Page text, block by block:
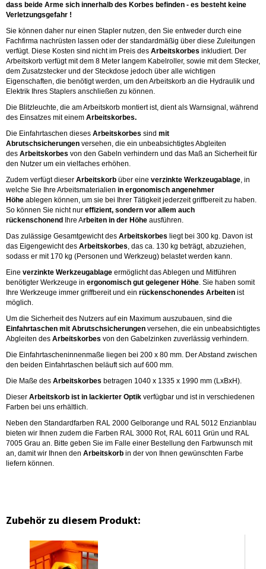
dass beide Arme sich innerhalb des Korbes befinden - es besteht keine
Verletzungsgefahr !
Sie können daher nur einen Stapler nutzen, den Sie entweder durch eine
Fachfirma nachrüsten lassen oder der standardmäßig über diese Zuleitungen
verfügt. Diese Kosten sind nicht im Preis des Arbeitskorbes inkludiert. Der
Arbeitskorb verfügt mit dem 8 Meter langem Kabelroller, sowie mit dem Stecker,
dem Zusatzstecker und der Steckdose jedoch über alle wichtigen
Eigenschaften, die benötigt werden, um den Arbeitskorb an die Hydraulik und
Elektrik Ihres Staplers anschließen zu können.
Die Blitzleuchte, die am Arbeitskorb montiert ist, dient als Warnsignal, während
des Einsatzes mit einem Arbeitskorbes.
Die Einfahrtaschen dieses Arbeitskorbes sind mit
Abrutschsicherungen versehen, die ein unbeabsichtigtes Abgleiten
des Arbeitskorbes von den Gabeln verhindern und das Maß an Sicherheit für
den Nutzer um ein vielfaches erhöhen.
Zudem verfügt dieser Arbeitskorb über eine verzinkte Werkzeugablage, in
welche Sie Ihre Arbeitsmaterialien in ergonomisch angenehmer
Höhe ablegen können, um sie bei Ihrer Tätigkeit jederzeit griffbereit zu haben.
So können Sie nicht nur effizient, sondern vor allem auch
rückenschonend
Ihre Arbeiten in der Höhe ausführen.
Das zulässige Gesamtgewicht des Arbeitskorbes liegt bei 300 kg. Davon ist
das Eigengewicht des Arbeitskorbes, das ca. 130 kg beträgt, abzuziehen,
sodass er mit 170 kg (Personen und Werkzeug) belastet werden kann.
Eine verzinkte Werkzeugablage ermöglicht das Ablegen und Mitführen
benötigter Werkzeuge in ergonomisch gut gelegener Höhe. Sie haben somit
Ihre Werkzeuge immer griffbereit und ein rückenschonendes Arbeiten ist
möglich.
Um die Sicherheit des Nutzers auf ein Maximum auszubauen, sind die
Einfahrtaschen mit Abrutschsicherungen versehen, die ein unbeabsichtigtes
Abgleiten des Arbeitskorbes von den Gabelzinken zuverlässig verhindern.
Die Einfahrtascheninnenmaße liegen bei 200 x 80 mm. Der Abstand zwischen
den beiden Einfahrtaschen beläuft sich auf 600 mm.
Die Maße des Arbeitskorbes betragen 1040 x 1335 x 1990 mm (LxBxH).
Dieser Arbeitskorb ist in lackierter Optik verfügbar und ist in verschiedenen
Farben bei uns erhältlich.
Neben den Standardfarben RAL 2000 Gelborange und RAL 5012 Enzianblau
bieten wir Ihnen zudem die Farben RAL 3000 Rot, RAL 6011 Grün und RAL
7005 Grau an. Bitte geben Sie im Falle einer Bestellung den Farbwunsch mit
an, damit wir Ihnen den Arbeitskorb in der von Ihnen gewünschten Farbe
liefern können.
Zubehör zu diesem Produkt: